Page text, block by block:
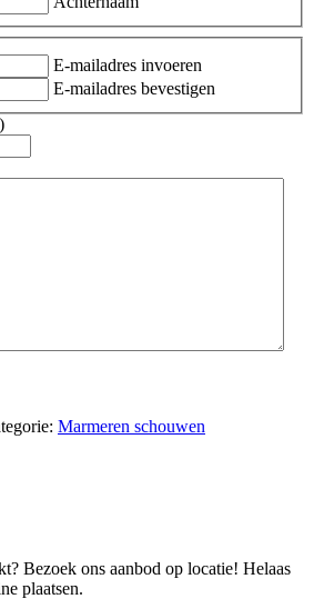
E-mailadres invoeren
E-mailadres bevestigen
Marmeren schouwen
Bezoek ons aanbod op locatie! Helaas
plaatsen.